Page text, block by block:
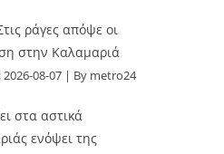
ράγες απόψε οι
στην Καλαμαριά
2026-08-07 By metro24
στα αστικά
ενόψει της